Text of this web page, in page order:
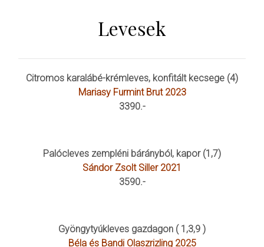
Levesek
Citromos karalábé-krémleves, konfitált kecsege (4)
Mariasy Furmint Brut 2023
3390.-
Palócleves zempléni bárányból, kapor (1,7)
Sándor Zsolt Siller 2021
3590.-
Gyöngytyúkleves gazdagon ( 1,3,9 )
Béla és Bandi Olaszrizling 2025